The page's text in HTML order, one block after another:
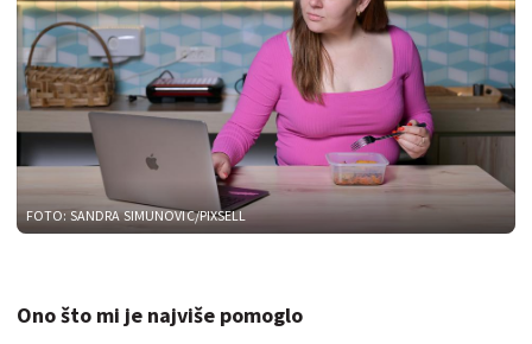
FOTO: SANDRA SIMUNOVIC/PIXSELL
Ono što mi je najviše pomoglo